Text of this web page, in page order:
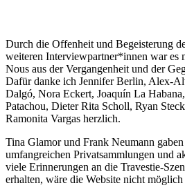
Durch die Offenheit und Begeisterung
weiteren Interviewpartner*innen war es
Nous aus der Vergangenheit und der
Dafür danke ich Jennifer Berlin, Alex-
Dalgó, Nora Eckert, Joaquín La
Patachou, Dieter Rita Scholl, Ryan
Ramonita Vargas herzlich.
Tina Glamor und Frank Neumann
umfangreichen Privatsammlungen und
viele Erinnerungen an die Travestie-
erhalten, wäre die Website nicht möglich